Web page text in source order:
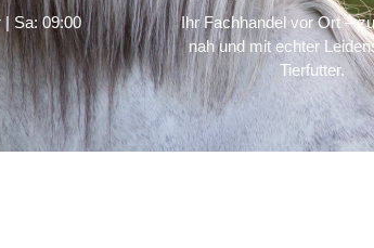
| Sa: 09:00
Ihr Fachhandel vor Ort –
nah und mit echter
Tierfutter.